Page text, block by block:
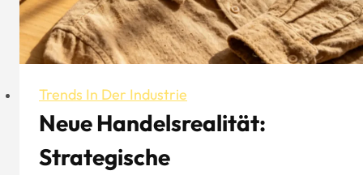
Szenario
und
Digital
Trends In Der Industrie
Neue Handelsrealität:
Strategische